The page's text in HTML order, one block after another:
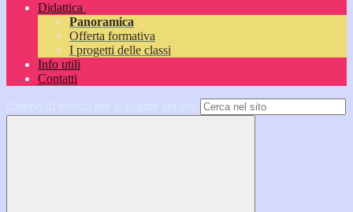
Didattica
Panoramica
Offerta formativa
I progetti delle classi
Info utili
Contatti